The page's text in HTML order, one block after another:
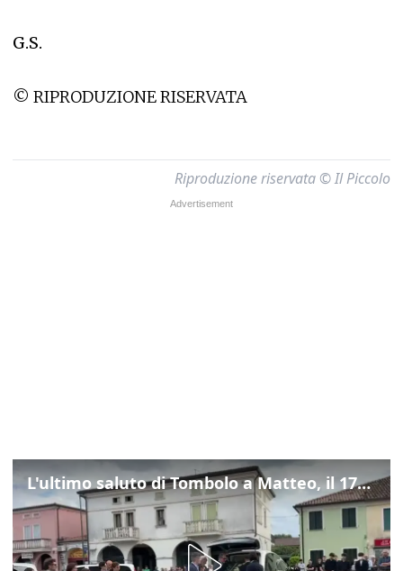
G.S.
© RIPRODUZIONE RISERVATA
Riproduzione riservata © Il Piccolo
L'ultimo saluto di Tombolo a Matteo, il 17enne morto di tumore. Il video